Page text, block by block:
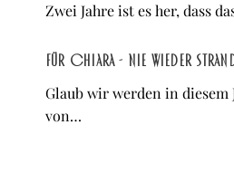
Zwei Jahre ist es her, dass
Für Chiara - Nie wieder
Glaub wir werden in diesem
von…